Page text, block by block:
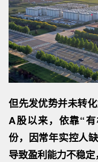
但先发优势并未转
A股以来，依靠“
份，因常年实控人
导致盈利能力不稳定